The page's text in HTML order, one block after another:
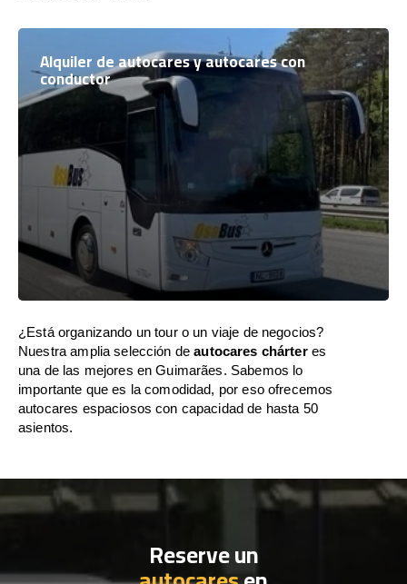
Alquiler de autocares y autocares con
conductor
¿Está organizando un tour o un viaje de negocios?
Nuestra amplia selección deautocares chárteres
una de las mejores en Guimarães. Sabemos lo
importante que es la comodidad, por eso ofrecemos
autocares espaciosos con capacidad de hasta 50
asientos.
Reserve un